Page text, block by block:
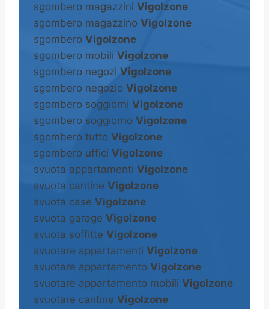
sgombero magazzini Vigolzone
sgombero magazzino Vigolzone
sgombero Vigolzone
sgombero mobili Vigolzone
sgombero negozi Vigolzone
sgombero negozio Vigolzone
sgombero soggiorni Vigolzone
sgombero soggiorno Vigolzone
sgombero tutto Vigolzone
sgombero uffici Vigolzone
svuota appartamenti Vigolzone
svuota cantine Vigolzone
svuota case Vigolzone
svuota garage Vigolzone
svuota soffitte Vigolzone
svuotare appartamenti Vigolzone
svuotare appartamento Vigolzone
svuotare appartamento mobili Vigolzone
svuotare cantine Vigolzone